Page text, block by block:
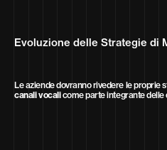
Evoluzione delle Strategie di
Le aziende dovranno rivedere le proprie
canali vocalicome parte integrante delle